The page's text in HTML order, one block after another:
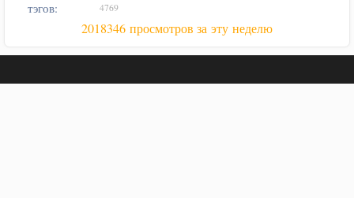
тэгов: 4769
2018346 просмотров за эту неделю